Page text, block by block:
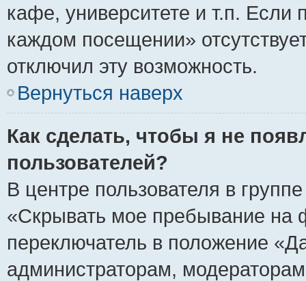
кафе, университете и т.п. Если
каждом посещении»
отключил эту возможность.
Вернуться наверх
Как сделать, чтобы я не
пользователей?
В центре пользователя в
«Скрывать мое пребывание на
переключатель в положение
администраторам,